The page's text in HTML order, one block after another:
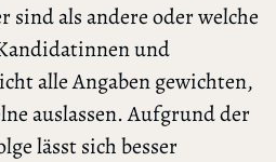
als andere oder welche
und
alle Angaben gewichten,
auslassen. Aufgrund der
lässt sich besser